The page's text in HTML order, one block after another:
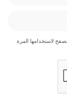
لاستخدامها المرة